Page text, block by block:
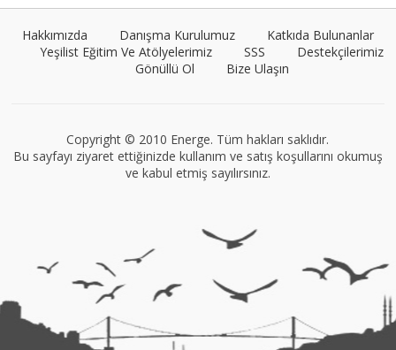
Tüm yazıları görüntüle
Hakkımızda Danışma Kurulumuz
Katkıda Bulunanlar
Yeşilist Eğitim Ve Atölyelerimiz
SSS
Destekçilerimiz
Gönüllü Ol
Bize Ulaşın
Copyright © 2010 Energe. Tüm hakları saklıdır.
Bu sayfayı ziyaret ettiğinizde kullanım ve satış koşullarını okumuş
ve kabul etmiş sayılırsınız.